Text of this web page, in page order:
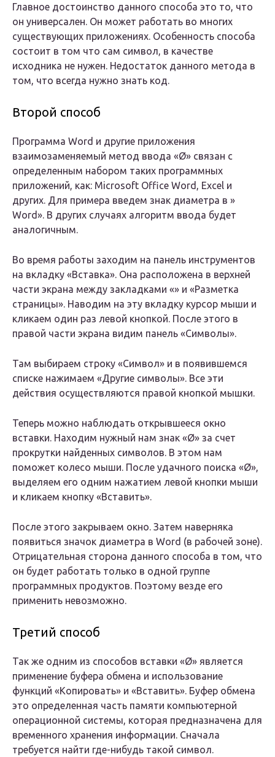
Главное достоинство данного способа это то, что
он универсален. Он может работать во многих
существующих приложениях. Особенность способа
состоит в том что сам символ, в качестве
исходника не нужен. Недостаток данного метода в
том, что всегда нужно знать код.
Второй способ
Программа Word и другие приложения
взаимозаменяемый метод ввода «Ø» связан с
определенным набором таких программных
приложений, как: Microsoft Office Word, Excel и
других. Для примера введем знак диаметра в »
Word». В других случаях алгоритм ввода будет
аналогичным.
Во время работы заходим на панель инструментов
на вкладку «Вставка». Она расположена в верхней
части экрана между закладками «» и «Разметка
страницы». Наводим на эту вкладку курсор мыши и
кликаем один раз левой кнопкой. После этого в
правой части экрана видим панель «Символы».
Там выбираем строку «Символ» и в появившемся
списке нажимаем «Другие символы». Все эти
действия осуществляются правой кнопкой мышки.
Теперь можно наблюдать открывшееся окно
вставки. Находим нужный нам знак «Ø» за счет
прокрутки найденных символов. В этом нам
поможет колесо мыши. После удачного поиска «Ø»,
выделяем его одним нажатием левой кнопки мыши
и кликаем кнопку «Вставить».
После этого закрываем окно. Затем наверняка
появиться значок диаметра в Word (в рабочей зоне).
Отрицательная сторона данного способа в том, что
он будет работать только в одной группе
программных продуктов. Поэтому везде его
применить невозможно.
Третий способ
Так же одним из способов вставки «Ø» является
применение буфера обмена и использование
функций «Копировать» и «Вставить». Буфер обмена
это определенная часть памяти компьютерной
операционной системы, которая предназначена для
временного хранения информации. Сначала
требуется найти где-нибудь такой символ.